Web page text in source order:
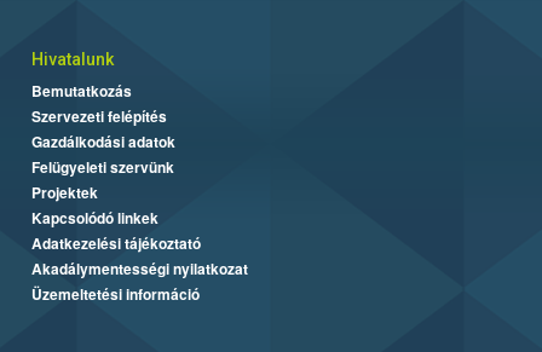
Hivatalunk
Bemutatkozás
Szervezeti felépítés
Gazdálkodási adatok
Felügyeleti szervünk
Projektek
Kapcsolódó linkek
Adatkezelési tájékoztató
Akadálymentességi nyilatkozat
Üzemeltetési információ